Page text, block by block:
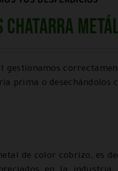
chatarra
gestionamos
prima o desechándolos
de color cobrizo, es